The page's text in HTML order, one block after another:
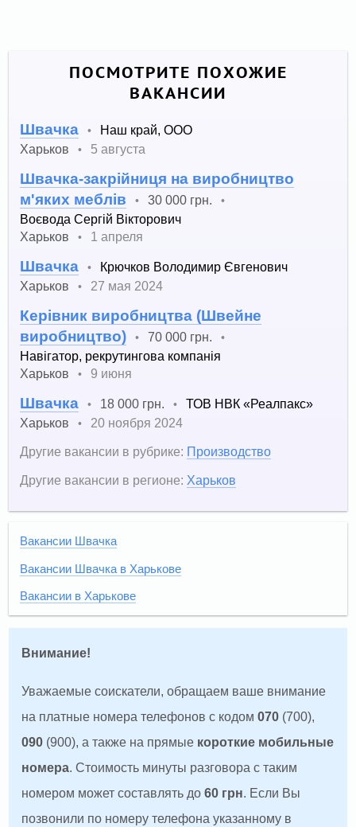
ПОСМОТРИТЕ ПОХОЖИЕ
ВАКАНСИИ
Швачка •
Наш край, ООО
Харьков
• 5 августа
Швачка-закрійниця на виробництво
м'яких меблів
• 30 000 грн. •
Воєвода Сергій Вікторович
Харьков
• 1 апреля
Швачка •
Крючков Володимир Євгенович
Харьков
• 27 мая 2024
Керівник виробництва (Швейне
виробництво)
• 70 000 грн. •
Навігатор, рекрутингова компанія
Харьков
• 9 июня
Швачка • 18 000 грн. •
ТОВ НВК «Реалпакс»
Харьков
•
20 ноября 2024
Другие вакансии в рубрике: Производство
Другие вакансии в регионе: Харьков
Вакансии Швачка
Вакансии Швачка в Харькове
Вакансии в Харькове
Внимание!
Уважаемые соискатели, обращаем ваше внимание
на платные номера телефонов с кодом070 (700),
090 (900), а также на прямые короткие мобильные
номера. Стоимость минуты разговора с таким
номером может составлять до60 грн. Если Вы
позвонили по номеру телефона указанному в